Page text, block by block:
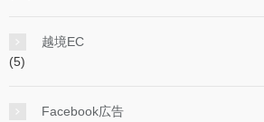
越境EC
(5)
Facebook広告